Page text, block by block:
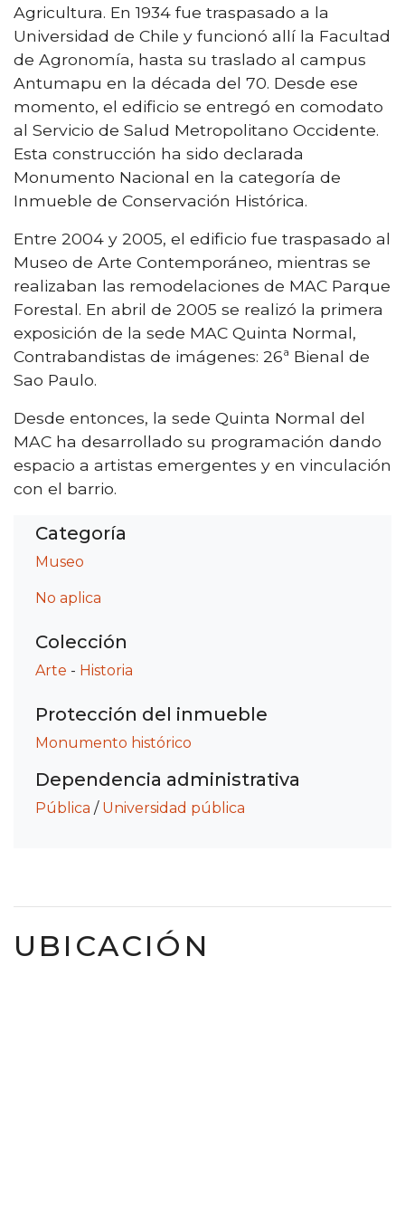
Agricultura. En 1934 fue traspasado a la
Universidad de Chile y funcionó allí la Facultad
de Agronomía, hasta su traslado al campus
Antumapu en la década del 70. Desde ese
momento, el edificio se entregó en comodato
al Servicio de Salud Metropolitano Occidente.
Esta construcción ha sido declarada
Monumento Nacional en la categoría de
Inmueble de Conservación Histórica.
Entre 2004 y 2005, el edificio fue traspasado al
Museo de Arte Contemporáneo, mientras se
realizaban las remodelaciones de MAC Parque
Forestal. En abril de 2005 se realizó la primera
exposición de la sede MAC Quinta Normal,
Contrabandistas de imágenes: 26ª Bienal de
Sao Paulo.
Desde entonces, la sede Quinta Normal del
MAC ha desarrollado su programación dando
espacio a artistas emergentes y en vinculación
con el barrio.
Categoría
Museo
No aplica
Colección
Arte - Historia
Protección del inmueble
Monumento histórico
Dependencia administrativa
Pública / Universidad pública
UBICACIÓN